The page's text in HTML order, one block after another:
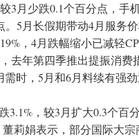
3月少跌0.1个百分点，手
。5月长假期带动4月服务
，4月跌幅缩小已减轻
去年第四季推出提振消费
需时，5月和6月料续有强
3.1%，较3月扩大0.3个百
莉娟表示，部分国际大